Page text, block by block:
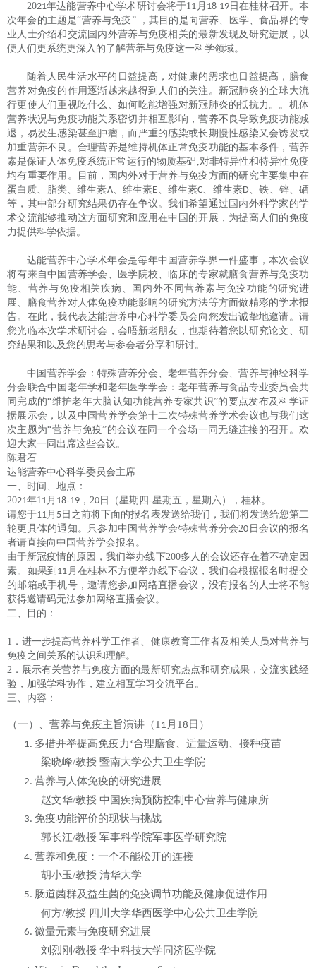
2021年达能营养中心学术研讨会将于11 月 18-19日在桂林召开。本
次年会的主题是“营养与免疫” ，其目的是向营养、医学、食品界的专
业人士介绍和交流国内外营养与免疫相关的最新发现及研究进展，以
便人们更系统更深入的了解营养与免疫这一科学领域。
随着人民生活水平的日益提高，对健康的需求也日益提高，膳食
营养对免疫的作用逐渐越来越得到人们的关注。新冠肺炎的全球大流
行更使人们重视吃什么、如何吃能增强对新冠肺炎的抵抗力。。机体
营养状况与免疫功能关系密切并相互影响，营养不良导致免疫功能减
退，易发生感染甚至肿瘤，而严重的感染或长期慢性感染又会诱发或
加重营养不良。合理营养是维持机体正常免疫功能的基本条件，营养
素是保证人体免疫系统正常运行的物质基础 ,对非特异性和特异性免疫
均有重要作用。目前，国内外对于营养与免疫方面的研究主要集中在
蛋白质、脂类、维生素A、维生素E、维生素C、维生素D、铁、锌、硒
等，其中部分研究结果仍存在争议。我们希望通过国内外科学家的学
术交流能够推动这方面研究和应用在中国的开展，为提高人们的免疫
力提供科学依据。
达能营养中心学术年会是每年中国营养学界一件盛事，本次会议
将有来自中国营养学会、医学院校、临床的专家就膳食营养与免疫功
能、营养与免疫相关疾病、国内外不同营养素与免疫功能的研究进
展、膳食营养对人体免疫功能影响的研究方法等方面做精彩的学术报
告。在此，我代表达能营养中心科学委员会向您发出诚挚地邀请。请
您光临本次学术研讨会，会晤新老朋友，也期待着您以研究论文、研
究结果和以及您的思考与参会者分享和研讨。
中国营养学会：特殊营养分会、老年营养分会、营养与神经科学
分会联合中国老年学和老年医学学会：老年营养与食品专业委员会共
同完成的“维护老年大脑认知功能营养专家共识”的要点发布及科学证
据展示会，以及中国营养学会第十二次特殊营养学术会议也与我们这
次主题为“营养与免疫”的会议在同一个会场一同无缝连接的召开。欢
迎大家一同出席这些会议。
陈君石
达能营养中心科学委员会主席
一、时间、地点：
2021年11月 18-19 ， 20 日（星期四-星期五，星期六），桂林。
请您于11月 5 日之前将下面的报名表发送给我们，我们将发送给您第二
轮更具体的通知。只参加中国营养学会特殊营养分会20 日会议的报名
者请直接向中国营养学会报名。
由于新冠疫情的原因，我们举办线下200多人的会议还存在着不确定因
素。如果到 11 月在桂林不方便举办线下会议，我们会根据报名时提交
的邮箱或手机号，邀请您参加网络直播会议，没有报名的人士将不能
获得邀请码无法参加网络直播会议。
二、目的：
1 ．进一步提高营养科学工作者、健康教育工作者及相关人员对营养与
免疫之间关系的认识和理解。
2 ．展示有关营养与免疫方面的最新研究热点和研究成果，交流实践经
验，加强学科协作，建立相互学习交流平台。
三、内容：
（一）、营养与免疫主旨演讲（1 1 月 1 8 日）
1. 多措并举提高免疫力‘合理膳食、适量运动、接种疫苗
梁晓峰/教授 暨南大学公共卫生学院
2. 营养与人体免疫的研究进展
赵文华/教授 中国疾病预防控制中心营养与健康所
3. 免疫功能评价的现状与挑战
郭长江/教授 军事科学院军事医学研究院
4. 营养和免疫：一个不能松开的连接
胡小玉/教授 清华大学
5. 肠道菌群及益生菌的免疫调节功能及健康促进作用
何方/教授 四川大学华西医学中心公共卫生学院
6. 微量元素与免疫研究进展
刘烈刚/教授 华中科技大学同济医学院